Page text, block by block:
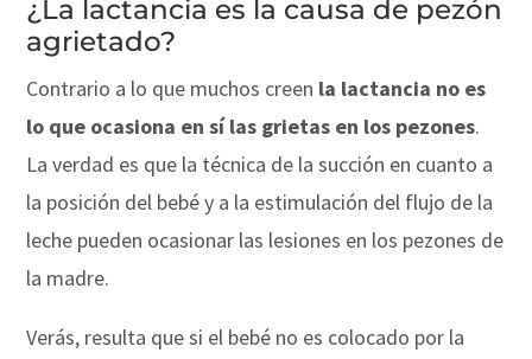
¿La lactancia es la causa de pezón
agrietado?
Contrario a lo que muchos creen la lactancia no es
lo que ocasiona en sí las grietas en los pezones.
La verdad es que la técnica de la succión en cuanto a
la posición del bebé y a la estimulación del flujo de la
leche pueden ocasionar las lesiones en los pezones de
la madre.
Verás, resulta que si el bebé no es colocado por la